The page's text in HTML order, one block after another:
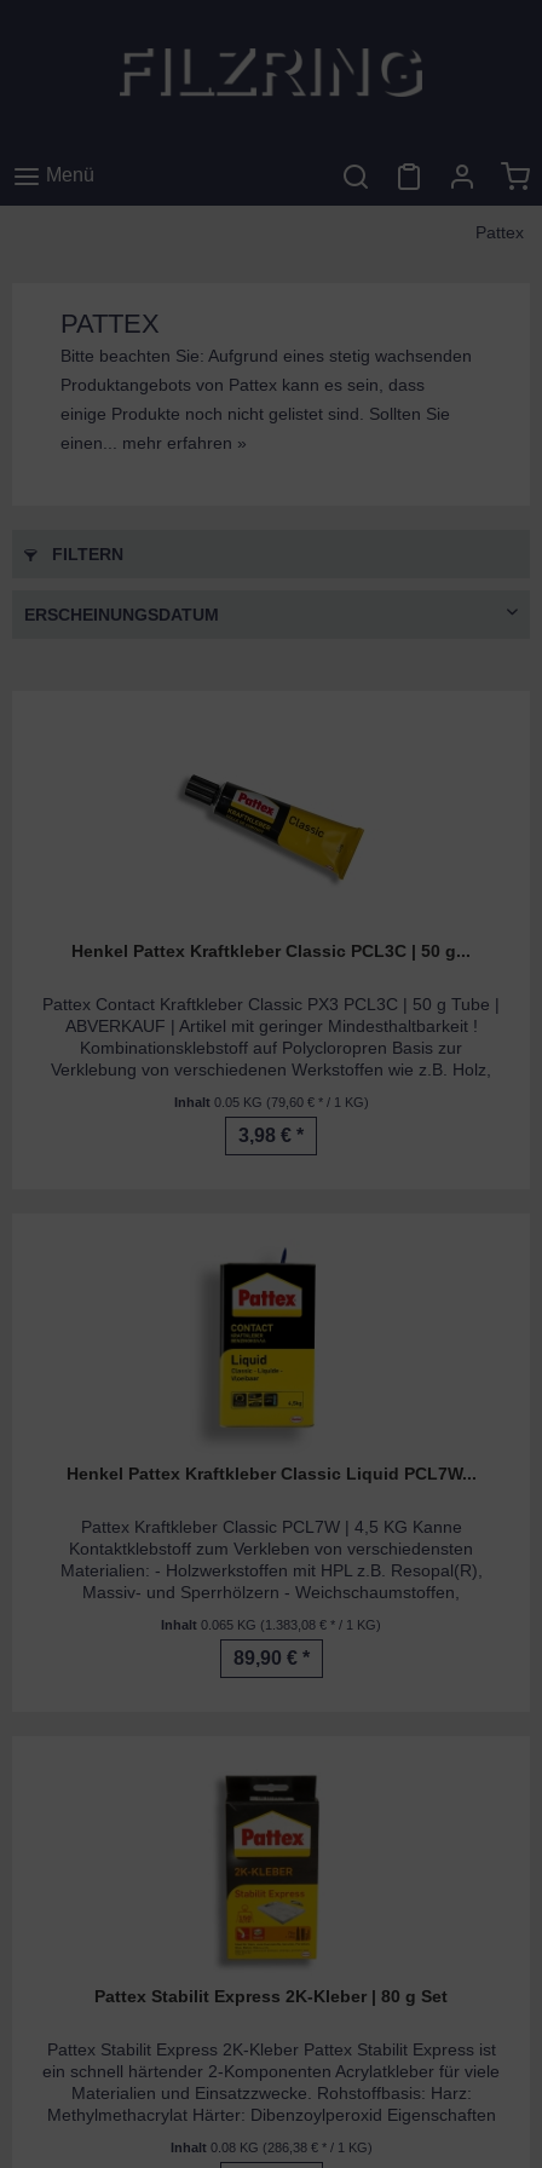
Menü
Pattex
PATTEX
Bitte beachten Sie: Aufgrund eines stetig wachsenden
Produktangebots von Pattex kann es sein, dass
einige Produkte noch nicht gelistet sind. Sollten Sie
einen... mehr erfahren »
FILTERN
Henkel Pattex Kraftkleber Classic PCL3C | 50 g...
Pattex Contact Kraftkleber Classic PX3 PCL3C | 50 g Tube |
ABVERKAUF | Artikel mit geringer Mindesthaltbarkeit !
Kombinationsklebstoff auf Polycloropren Basis zur
Verklebung von verschiedenen Werkstoffen wie z.B. Holz,
Inhalt 0.05 KG (79,60 € * / 1 KG)
3,98 € *
Henkel Pattex Kraftkleber Classic Liquid PCL7W...
Pattex Kraftkleber Classic PCL7W | 4,5 KG Kanne
Kontaktklebstoff zum Verkleben von verschiedensten
Materialien: - Holzwerkstoffen mit HPL z.B. Resopal(R),
Massiv- und Sperrhölzern - Weichschaumstoffen,
Inhalt 0.065 KG (1.383,08 € * / 1 KG)
89,90 € *
Pattex Stabilit Express 2K-Kleber | 80 g Set
Pattex Stabilit Express 2K-Kleber Pattex Stabilit Express ist
ein schnell härtender 2-Komponenten Acrylatkleber für viele
Materialien und Einsatzzwecke. Rohstoffbasis: Harz:
Methylmethacrylat Härter: Dibenzoylperoxid Eigenschaften
Inhalt 0.08 KG (286,38 € * / 1 KG)